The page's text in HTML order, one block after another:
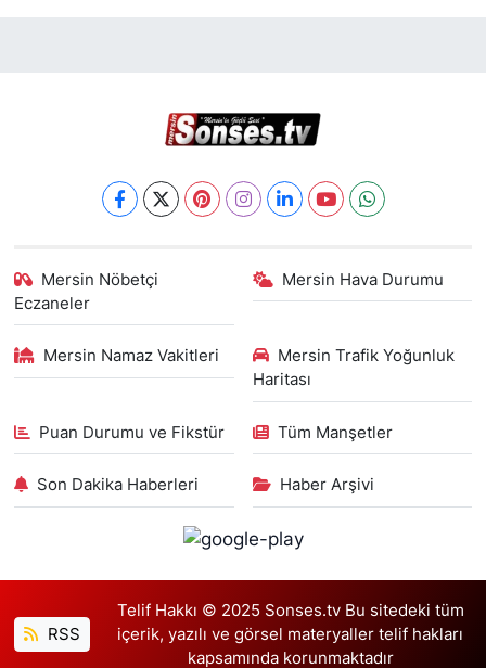
Mersin Nöbetçi
Eczaneler
Mersin Hava Durumu
Mersin Namaz Vakitleri
Mersin Trafik Yoğunluk
Haritası
Puan Durumu ve Fikstür Tüm Manşetler
Son Dakika Haberleri Haber Arşivi
RSS
Telif Hakkı © 2025 Sonses.tv Bu sitedeki tüm
içerik, yazılı ve görsel materyaller telif hakları
kapsamında korunmaktadır